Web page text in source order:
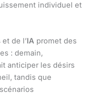
individuel et
et de l’IA promet des
: demain,
anticiper les désirs
tandis que